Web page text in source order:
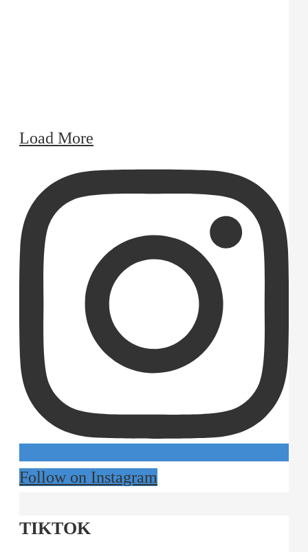
Load More
Follow on Instagram
TIKTOK